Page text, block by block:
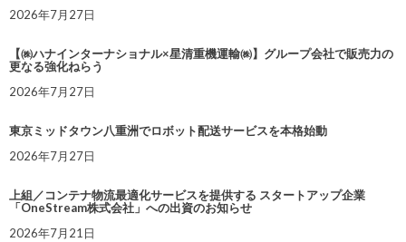
2026年7月27日
【㈱ハナインターナショナル×星清重機運輸㈱】グループ会社で販売力の
更なる強化ねらう
2026年7月27日
東京ミッドタウン八重洲でロボット配送サービスを本格始動
2026年7月27日
上組／コンテナ物流最適化サービスを提供する スタートアップ企業
「OneStream株式会社」への出資のお知らせ
2026年7月21日